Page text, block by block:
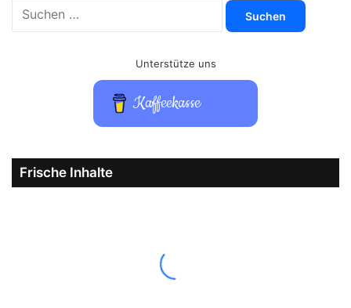
nach:
Unterstütze uns
Kaffeekasse
Frische Inhalte